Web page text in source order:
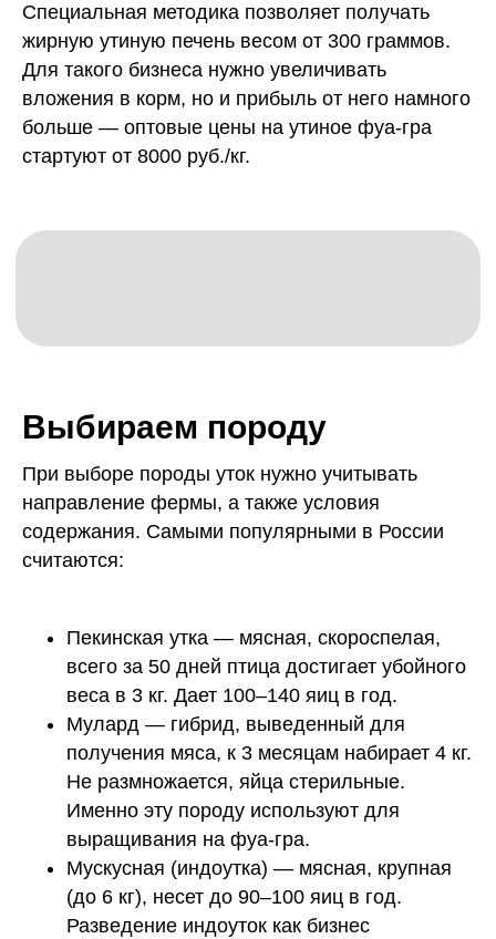
Специальная методика позволяет получать
жирную утиную печень весом от 300 граммов.
Для такого бизнеса нужно увеличивать
вложения в корм, но и прибыль от него намного
больше — оптовые цены на утиное фуа-гра
стартуют от 8000 руб./кг.
Выбираем породу
При выборе породы уток нужно учитывать
направление фермы, а также условия
содержания. Самыми популярными в России
считаются:
Пекинская утка — мясная, скороспелая,
всего за 50 дней птица достигает убойного
веса в 3 кг. Дает 100–140 яиц в год.
Мулард — гибрид, выведенный для
получения мяса, к 3 месяцам набирает 4 кг.
Не размножается, яйца стерильные.
Именно эту породу используют для
выращивания на фуа-гра.
Мускусная (индоутка) — мясная, крупная
(до 6 кг), несет до 90–100 яиц в год.
Разведение индоуток как бизнес